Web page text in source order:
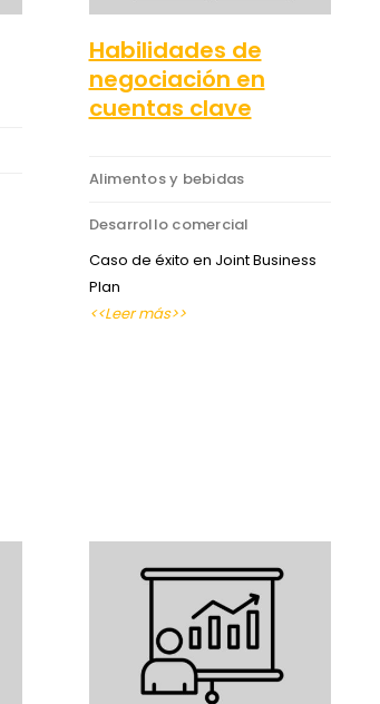
Habilidades de
negociación en
cuentas clave
Alimentos y bebidas
Desarrollo comercial
Caso de éxito en Joint Business
Plan
<<Leer más>>